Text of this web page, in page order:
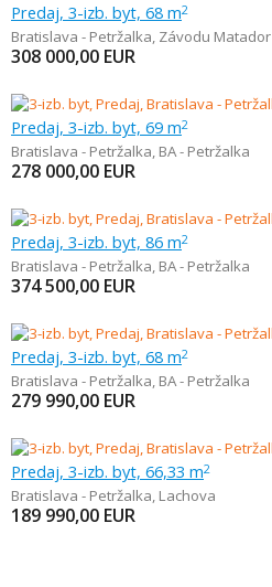
Predaj, 3-izb. byt, 68 m2
Bratislava - Petržalka, Závodu Matador
308 000,00 EUR
Predaj, 3-izb. byt, 69 m2
Bratislava - Petržalka, BA - Petržalka
278 000,00 EUR
Predaj, 3-izb. byt, 86 m2
Bratislava - Petržalka, BA - Petržalka
374 500,00 EUR
Predaj, 3-izb. byt, 68 m2
Bratislava - Petržalka, BA - Petržalka
279 990,00 EUR
Predaj, 3-izb. byt, 66,33 m2
Bratislava - Petržalka, Lachova
189 990,00 EUR